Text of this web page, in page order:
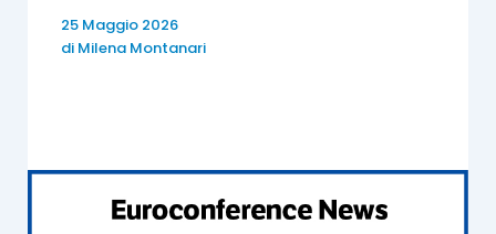
25 Maggio 2026
di Milena Montanari